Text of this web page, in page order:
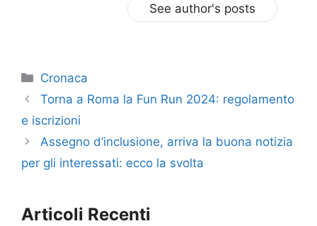
See author's posts
Categorie
Cronaca
Torna a Roma la Fun Run 2024: regolamento
e iscrizioni
Assegno d’inclusione, arriva la buona notizia
per gli interessati: ecco la svolta
Articoli Recenti